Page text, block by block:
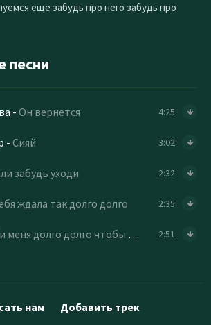
еще забудь про него забудь про
песни
- Он вернется 4:25
- Сияй 3:02
забудь уходи 2:32
ждала так долго долго 2:35
долго долго чтобы больше (speed up tiktok) 2:51
нам Добавить трек